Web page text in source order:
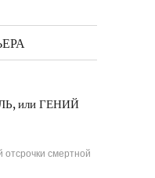
или ГЕНИЙ
смертной